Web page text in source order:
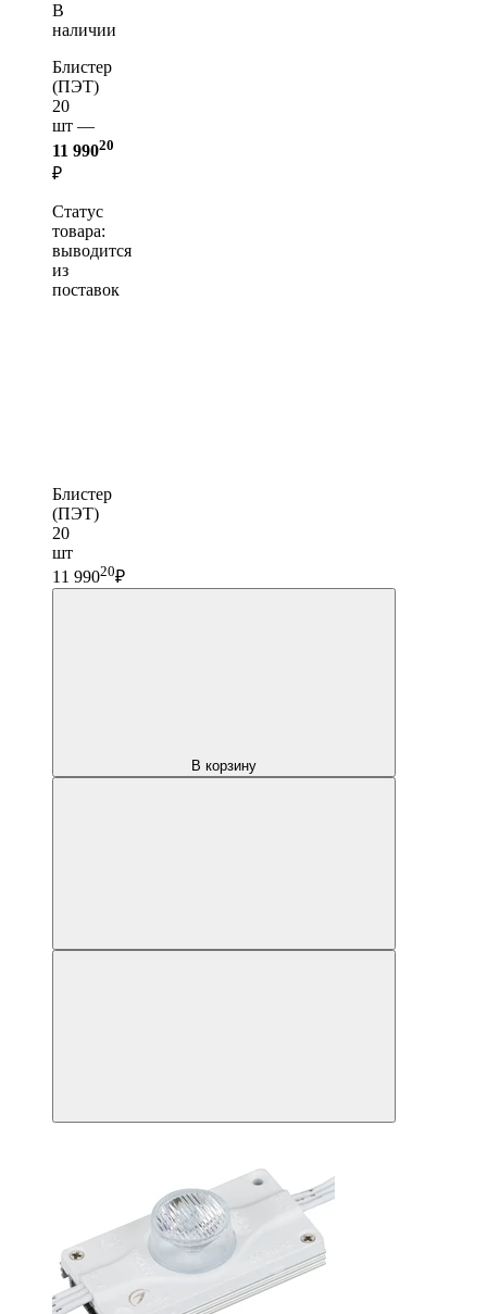
В
наличии
Блистер
(ПЭТ)
20
шт —
11 99020
₽
Статус
товара:
выводится
из
поставок
Блистер
(ПЭТ)
20
шт
11 99020₽
В корзину